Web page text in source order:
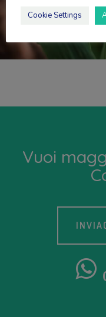
Vuoi
Cookie Settings